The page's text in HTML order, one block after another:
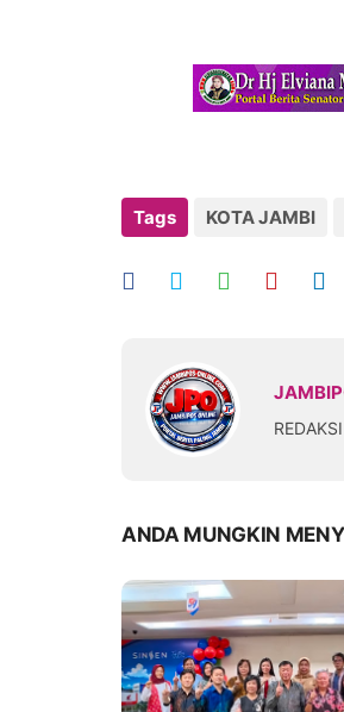
Tags KOTA JAMBI
ANDA MUNGKIN